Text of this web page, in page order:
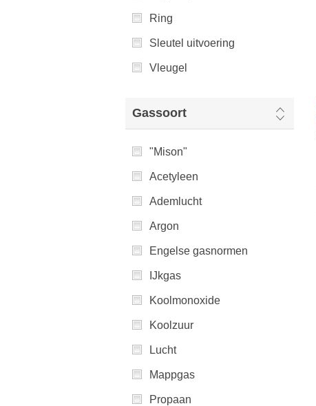
Ring
Sleutel uitvoering
Vleugel
Gassoort
"Mison"
Acetyleen
Ademlucht
Argon
Engelse gasnormen
IJkgas
Koolmonoxide
Koolzuur
Lucht
Mappgas
Propaan